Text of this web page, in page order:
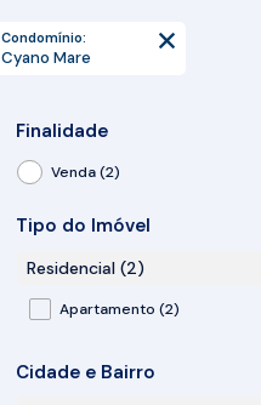
Condomínio:
Cyano Mare
Finalidade
Venda (2)
Tipo do Imóvel
Residencial (2)
Apartamento (2)
Cidade e Bairro